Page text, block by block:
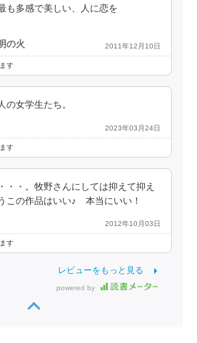
も多感で美しい、人に恋を
の火 2011年12月10日
す
の女学生たち。
2023年03月24日
す
・・。牧野さんにしては抑えて抑え
この作品はいい♪ 本当にいい！
2012年10月03日
す
レビューをもっと見る
powered by